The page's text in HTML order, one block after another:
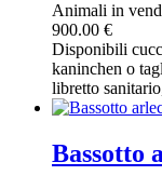
Animali in
900.00 €
Disponibili
kaninchen o
libretto
Bassotto